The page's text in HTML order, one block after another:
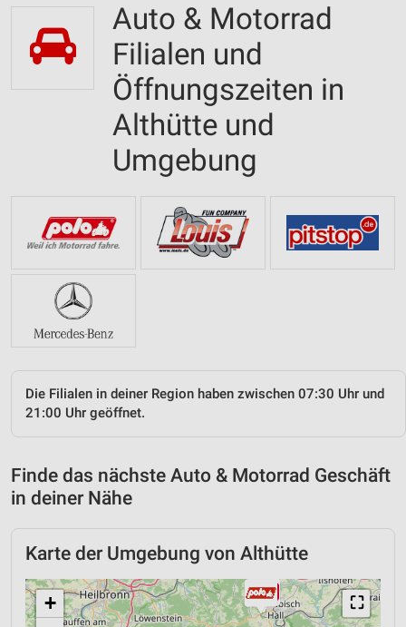
Auto & Motorrad
Filialen und
Öffnungszeiten in
Althütte und
Umgebung
Die Filialen in deiner Region haben zwischen 07:30 Uhr und
21:00 Uhr geöffnet.
Finde das nächste Auto & Motorrad Geschäft
in deiner Nähe
Karte der Umgebung von Althütte
⛶
+